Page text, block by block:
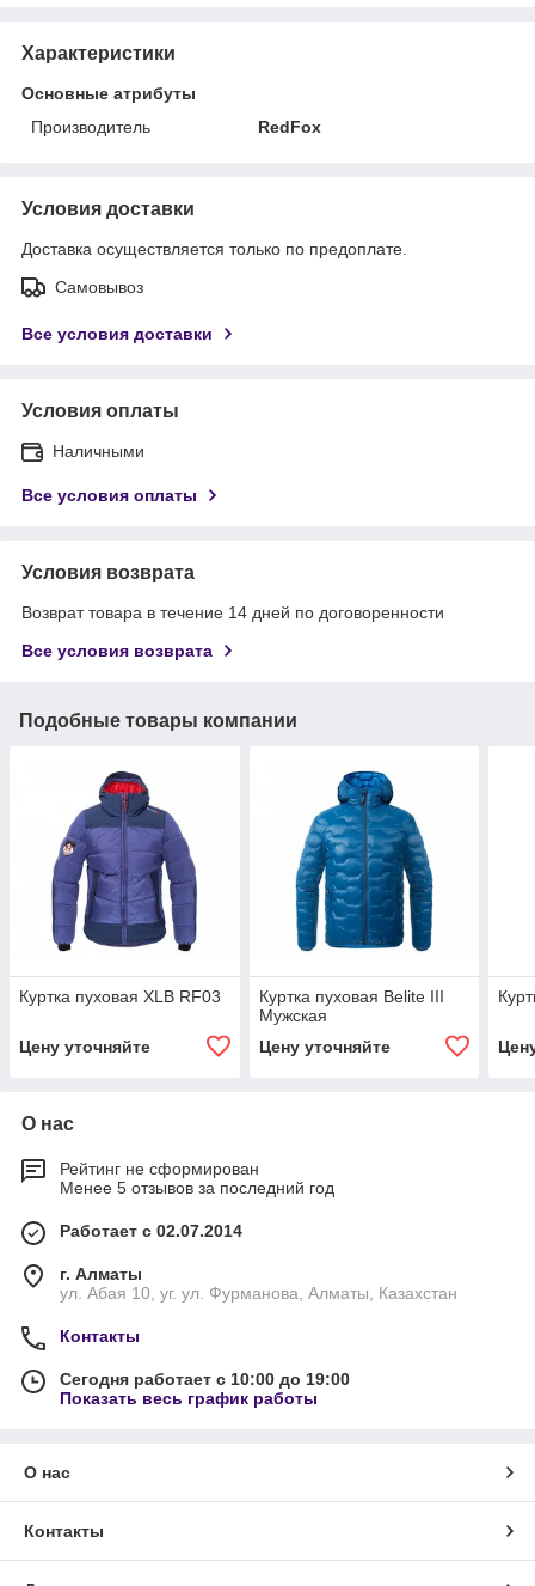
Характеристики
Основные атрибуты
Производитель
RedFox
Условия доставки
Доставка осуществляется только по предоплате.
Самовывоз
Все условия доставки
Условия оплаты
Наличными
Все условия оплаты
Условия возврата
Возврат товара в течение 14 дней по договоренности
Все условия возврата
Подобные товары компании
Куртка пуховая XLB RF03
Цену уточняйте
Куртка пуховая Belite III
Мужская
Цену уточняйте
О нас
Рейтинг не сформирован
Менее 5 отзывов за последний год
Работает с 02.07.2014
г. Алматы
ул. Абая 10, уг. ул. Фурманова, Алматы, Казахстан
Контакты
Сегодня работает с 10:00 до 19:00
Показать весь график работы
О нас
Контакты